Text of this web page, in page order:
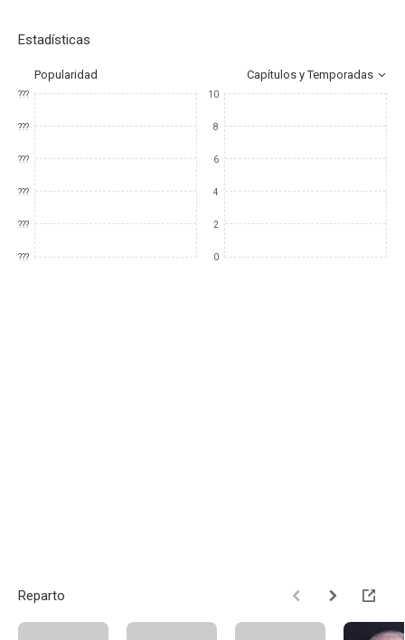
Estadísticas
Popularidad Capítulos y Temporadas
???
???
???
???
???
???
10
8
6
4
2
0
Reparto